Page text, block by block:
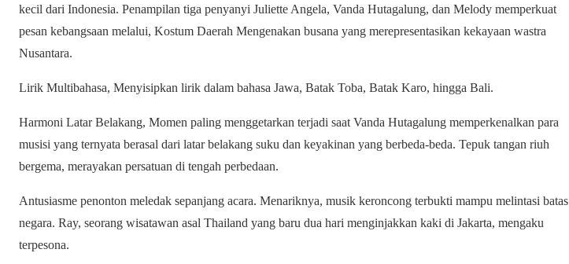
kecil dari Indonesia. Penampilan tiga penyanyi Juliette Angela, Vanda Hutagalung, dan Melody memperkuat
pesan kebangsaan melalui, Kostum Daerah Mengenakan busana yang merepresentasikan kekayaan wastra
Nusantara.
Lirik Multibahasa, Menyisipkan lirik dalam bahasa Jawa, Batak Toba, Batak Karo, hingga Bali.
Harmoni Latar Belakang, Momen paling menggetarkan terjadi saat Vanda Hutagalung memperkenalkan para
musisi yang ternyata berasal dari latar belakang suku dan keyakinan yang berbeda-beda. Tepuk tangan riuh
bergema, merayakan persatuan di tengah perbedaan.
Antusiasme penonton meledak sepanjang acara. Menariknya, musik keroncong terbukti mampu melintasi batas
negara. Ray, seorang wisatawan asal Thailand yang baru dua hari menginjakkan kaki di Jakarta, mengaku
terpesona.